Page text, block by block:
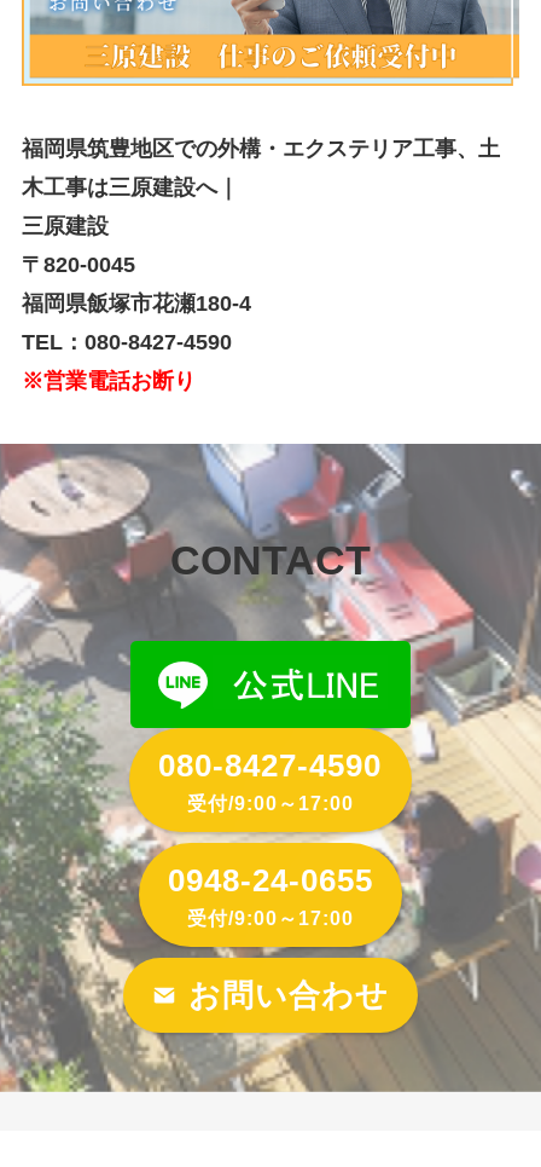
福岡県筑豊地区での外構・エクステリア工事、土
木工事は三原建設へ｜
三原建設
〒820-0045
福岡県飯塚市花瀬180-4
TEL：080-8427-4590
※営業電話お断り
CONTACT
080-8427-4590
受付/9:00～17:00
0948-24-0655
受付/9:00～17:00
お問い合わせ